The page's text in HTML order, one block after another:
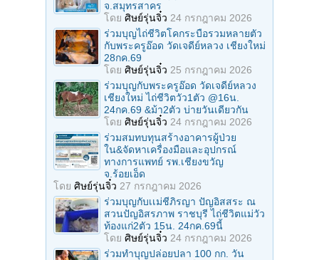
จ.สมุทรสาคร
โดย ศิษย์รุ่นจิ๋ว 24 กรกฎาคม 2026
ร่วมบุญไถ่ชีวิตโคกระบือรวมหลายตัว
กับพระครูอ๊อด วัดเจดีย์หลวง เชียงใหม่
28กค.69
โดย ศิษย์รุ่นจิ๋ว 25 กรกฎาคม 2026
ร่วมบุญกับพระครูอ๊อด วัดเจดีย์หลวง
เชียงใหม่ ไถ่ชีวิตวัว1ตัว @16น.
24กค.69 &ม้า2ตัว บ่ายวันเดียวกัน
โดย ศิษย์รุ่นจิ๋ว 24 กรกฎาคม 2026
ร่วมสมทบทุนสร้างอาคารผู้ป่วย
ใน&จัดหาเครื่องมือและอุปกรณ์
ทางการแพทย์ รพ.เชียงขวัญ
จ.ร้อยเอ็ด
โดย ศิษย์รุ่นจิ๋ว 27 กรกฎาคม 2026
ร่วมบุญกับเเม่ชีภิรญา ปัญอิสสระ ณ
สวนปัญอิสรภาพ ราชบุรี ไถ่ชีวิตแม่วัว
ท้องแก่2ตัว 15น. 24กค.69นี้
โดย ศิษย์รุ่นจิ๋ว 24 กรกฎาคม 2026
ร่วมทําบุญปล่อยปลา 100 กก. วัน